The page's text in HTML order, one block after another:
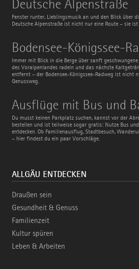
Deutsche Alpenstraße
Fenster runter, Lieblingsmusik an und den Blick über
Deutsche Alpenstraße ist nicht nur eine Route – sie
Alpenstraße
Bodensee-Königssee-
Immer mit Blick in die Berge über sanft
des Voralpenlandes radeln und das nächste
entfernt – der Bodensee-Königssee-Radweg ist nicht
Genussweg.
Bodensee-
Königssee-
Radweg
Ausflüge mit Bus und
Du musst keinen Parkplatz suchen, kannst vor der
bestellen und ist teilweise sogar gratis: Nutze Bus
entdecken. Ob Familienausflug, Stadtbesuch,
– hier findest du ein paar Vorschläge.
Ausflüge
mit
Bus
und
Bahn
ALLGÄU ENTDECKEN
Draußen sein
Gesundheit & Genuss
Familienzeit
Kultur spüren
Leben & Arbeiten